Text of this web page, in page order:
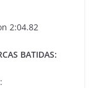
2:04.82
BATIDAS: